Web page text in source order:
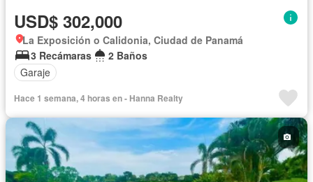
USD$ 302,000
La Exposición o Calidonia, Ciudad de Panamá
3 Recámaras
2 Baños
Garaje
Hace 1 semana, 4 horas en - Hanna Realty